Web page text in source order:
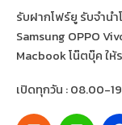
รับฝากโฟร์ยู รับจำน
Samsung OPPO
Macbook โน๊ตบุ๊ค ให้
เปิดทุกวัน : 08.00-